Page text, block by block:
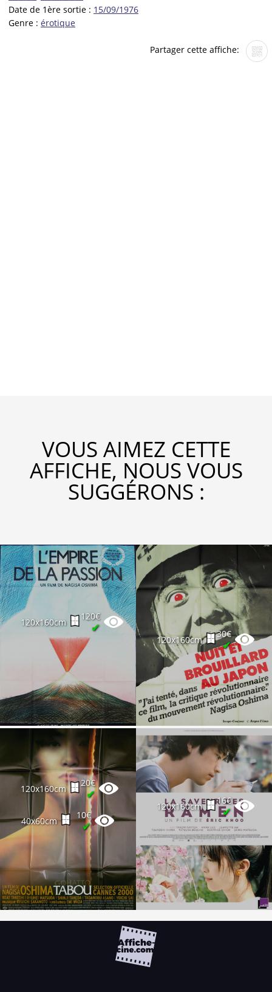
Date de 1ère sortie : 15/09/1976
Genre : érotique
Partager cette affiche:
VOUS AIMEZ CETTE
AFFICHE, NOUS VOUS
SUGGÉRONS :
120x160cm
120€
✔
120x160cm
30€
✔
120x160cm
20€
✔
40x60cm
10€
✔
120x160cm
16€
✔